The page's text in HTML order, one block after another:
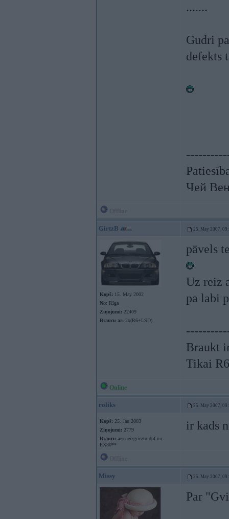
.......
Gudri
defekts
Чей
GirtzB 25. May 2007,
Kopš: 15. May 2002
No: Rīga
Ziņojumi: 22409
Braucu ar: 2x(R6+LSD)
pāvels
Uz reiz
pa labi
Braukt
Tikai
Online
roliks 25. May 2007,
Kopš: 25. Jan 2003
Ziņojumi: 2779
Braucu ar: neizgrieztu dpf un
EX80**
ir kads
Missy 25. May 2007,
Par